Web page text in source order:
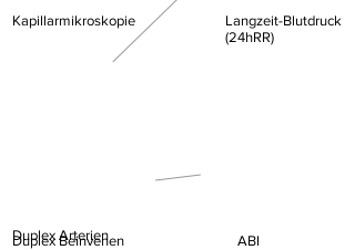
Kapillarmikroskopie
Duplex Arterien
Duplex Beinvenen
Langzeit-Blutdruck
(24hRR)
ABI